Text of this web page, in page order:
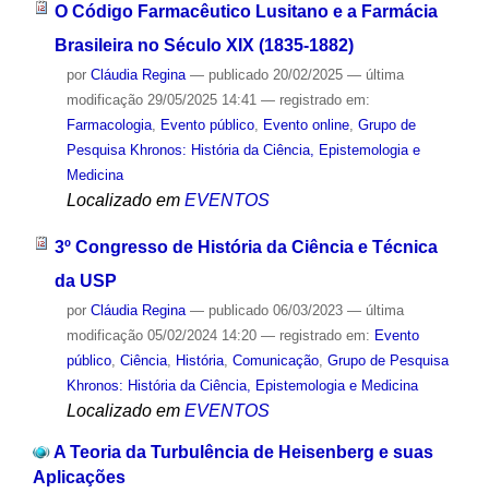
O Código Farmacêutico Lusitano e a Farmácia
Brasileira no Século XIX (1835-1882)
por Cláudia Regina — publicado20/02/2025 — última
modificação29/05/2025 14:41 — registrado em:
Farmacologia, Evento público, Evento online, Grupo de
Pesquisa Khronos: História da Ciência, Epistemologia e
Medicina
Localizado em EVENTOS
3º Congresso de História da Ciência e Técnica
da USP
por Cláudia Regina — publicado06/03/2023 — última
modificação05/02/2024 14:20 — registrado em: Evento
público, Ciência, História, Comunicação, Grupo de Pesquisa
Khronos: História da Ciência, Epistemologia e Medicina
Localizado em EVENTOS
A Teoria da Turbulência de Heisenberg e suas
Aplicações